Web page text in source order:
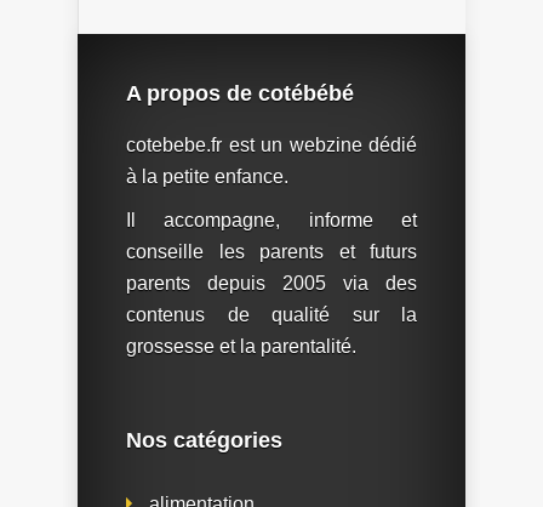
A propos de cotébébé
cotebebe.fr est un webzine dédié
à la petite enfance.
Il accompagne, informe et
conseille les parents et futurs
parents depuis 2005 via des
contenus de qualité sur la
grossesse et la parentalité.
Nos catégories